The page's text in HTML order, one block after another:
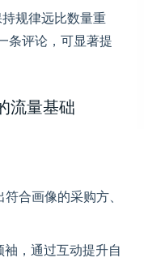
规律远比数量重
条评论，可显著提
流量基础
合画像的采购方、
，通过互动提升自